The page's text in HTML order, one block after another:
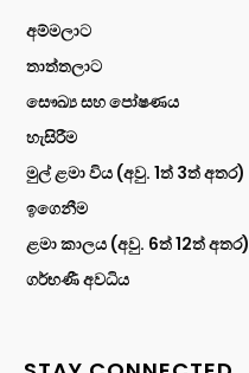
අම්මලාට
තාත්තලාට
සෞඛ්‍ය සහ පෝෂණය
හැසිරීම
මුල් ළමා විය (අවු. 1ත් 3ත් අතර)
ඉගෙනීම
ළමා කාලය (අවු. 6ත් 12ත් අතර)
ගර්භණී අවධිය